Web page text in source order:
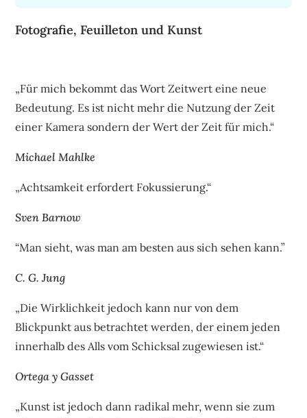
Fotografie, Feuilleton und Kunst
„Für mich bekommt das Wort Zeitwert eine neue
Bedeutung. Es ist nicht mehr die Nutzung der Zeit
einer Kamera sondern der Wert der Zeit für mich.“
Michael Mahlke
„Achtsamkeit erfordert Fokussierung.“
Sven Barnow
“Man sieht, was man am besten aus sich sehen kann.”
C. G. Jung
„Die Wirklichkeit jedoch kann nur von dem
Blickpunkt aus betrachtet werden, der einem jeden
innerhalb des Alls vom Schicksal zugewiesen ist.“
Ortega y Gasset
„Kunst ist jedoch dann radikal mehr, wenn sie zum